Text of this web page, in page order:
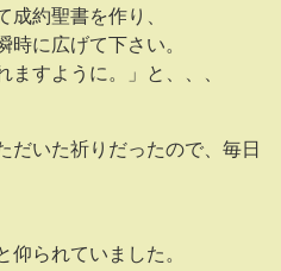
約聖書を作り、
時に広げて下さい。
すように。」と、、、
だいた祈りだったので、毎日
仰られていました。